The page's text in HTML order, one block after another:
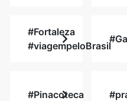
#Fortaleza
#viagempeloBrasil
#Pinacoteca